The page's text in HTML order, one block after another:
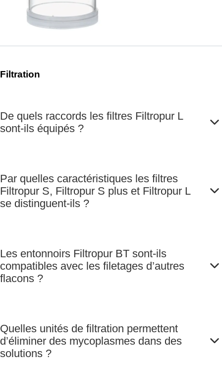
apyrogène/exempt
Filtration
De quels raccords les filtres Filtropur L
sont-ils équipés ?
Par quelles caractéristiques les filtres
Filtropur S, Filtropur S plus et Filtropur L
se distinguent-ils ?
Les entonnoirs Filtropur BT sont-ils
compatibles avec les filetages d’autres
flacons ?
Quelles unités de filtration permettent
d’éliminer des mycoplasmes dans des
solutions ?